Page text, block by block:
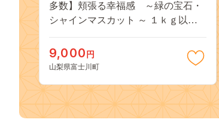
多数】頬張る幸福感 ～緑の宝石・
シャインマスカット ～ １ｋｇ以上
物 くだもの シャイン マスカット ぶ
どう ブドウ 葡萄 大粒 種なし 先行予
九千円
9,000 円
山梨県富士川町